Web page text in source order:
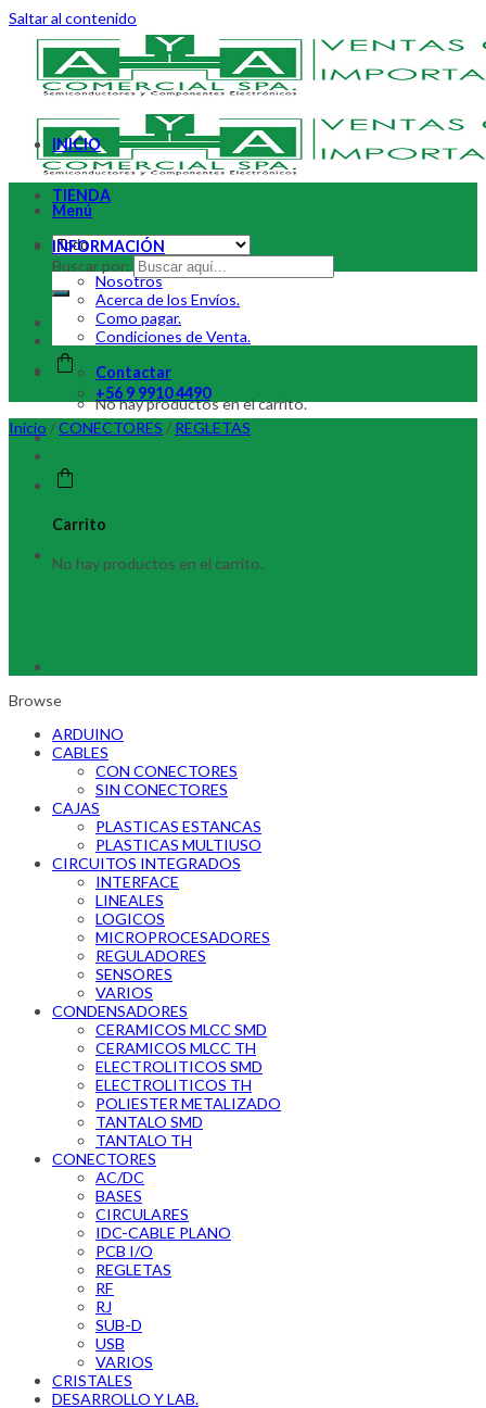
Saltar al contenido
Menú
Buscar por:
No hay productos en el carrito.
Carrito
No hay productos en el carrito.
INICIO
TIENDA
INFORMACIÓN
Nosotros
Acerca de los Envíos.
Como pagar.
Condiciones de Venta.
Contactar
+56 9 9910 4490
Inicio /CONECTORES / REGLETAS
Browse
ARDUINO
CABLES
CON CONECTORES
SIN CONECTORES
CAJAS
PLASTICAS ESTANCAS
PLASTICAS MULTIUSO
CIRCUITOS INTEGRADOS
INTERFACE
LINEALES
LOGICOS
MICROPROCESADORES
REGULADORES
SENSORES
VARIOS
CONDENSADORES
CERAMICOS MLCC SMD
CERAMICOS MLCC TH
ELECTROLITICOS SMD
ELECTROLITICOS TH
POLIESTER METALIZADO
TANTALO SMD
TANTALO TH
CONECTORES
AC/DC
BASES
CIRCULARES
IDC-CABLE PLANO
PCB I/O
REGLETAS
RF
RJ
SUB-D
USB
VARIOS
CRISTALES
DESARROLLO Y LAB.